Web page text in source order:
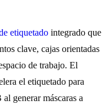
etiquetado integrado que
clave, cajas orientadas
de trabajo. El
el etiquetado para
generar máscaras a